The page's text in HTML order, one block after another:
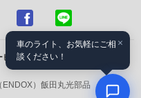
ビス
） 飯田丸光部品
×
車のライト、お気軽にご相
談ください！